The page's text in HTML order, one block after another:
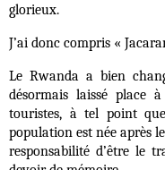
glorieux.
J’ai donc compris «
Le Rwanda a bien
désormais laissé place
touristes, à tel point
population est née après
responsabilité d’être le